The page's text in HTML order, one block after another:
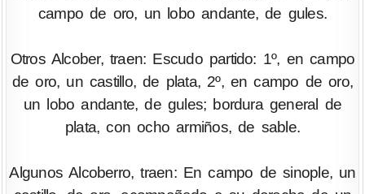
campo de oro, un lobo andante, de gules.
Otros Alcober, traen: Escudo partido: 1º, en campo
de oro, un castillo, de plata, 2º, en campo de oro,
un lobo andante, de gules; bordura general de
plata, con ocho armiños, de sable.
Algunos Alcoberro, traen: En campo de sinople, un